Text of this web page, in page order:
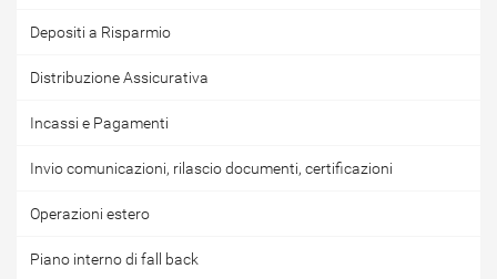
Depositi a Risparmio
Distribuzione Assicurativa
Incassi e Pagamenti
Invio comunicazioni, rilascio documenti, certificazioni
Operazioni estero
Piano interno di fall back